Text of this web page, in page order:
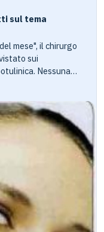
sul tema
mese", il chirurgo
sui
Nessuna
di andare in
in cui dovesse
dovuta alle
come quella
che tendono a
se vi è stato un
primo